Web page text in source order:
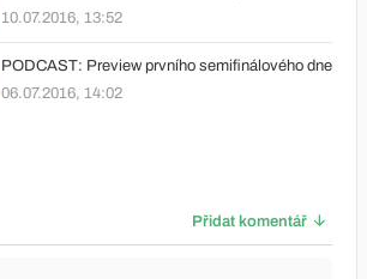
10.07.2016, 13:52
PODCAST: Preview prvního semifinálového dne
06.07.2016, 14:02
Přidat komentář